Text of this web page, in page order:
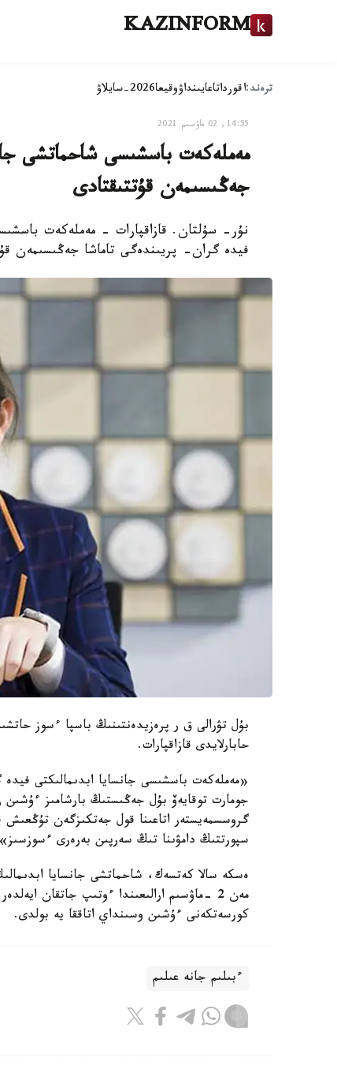
KAZINFORM
ترەند:اقورداتاعايىنداۋوقيعا2026-سايلاۋ
14:55, 02 ماۋسىم 2021
مەملەكەت باسشىسى شاحماتشى
جەڭىسىمەن قۇتتىقتادى
نۇر- سۇلتان. قازاقپارات - مەملەكەت
فيدە گران- پريىندەگى تاماشا جەڭىسىمەن
حابارلايدى قازاقپارات.
«مەملەكەت باسشىسى جانسايا ابدىمالىكتى
جومارت توقايەۆ بۇل جەڭىستىڭ بارشامىز ءۇشىن
گروسسمەيستەر اتاعىنا قول جەتكىزگەن
سپورتتىڭ دامۋىنا تىڭ سەرپىن بەرەرى
مەن 2 -ماۋسىم ارالىعىندا ءوتىپ جاتقان
كورسەتكەنى ءۇشىن وسىنداي اتاققا يە بولدى.
ءبىلىم جانە عىلىم